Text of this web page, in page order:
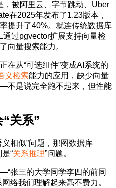
，被阿里云、字节跳动、Uber
在2025年发布了1.23版本，
提升了40%。就连传统数据库
过pgvector扩展支持向量检
向量搜索能力。
在从“可选组件”变成AI系统的
义检索能力的应用，缺少向量
不是说完全跑不起来，但性能
“关系”
相似”问题，那图数据库
“关系推理”问题。
张三的大学同学李四的前同
络我们理解起来毫不费力。